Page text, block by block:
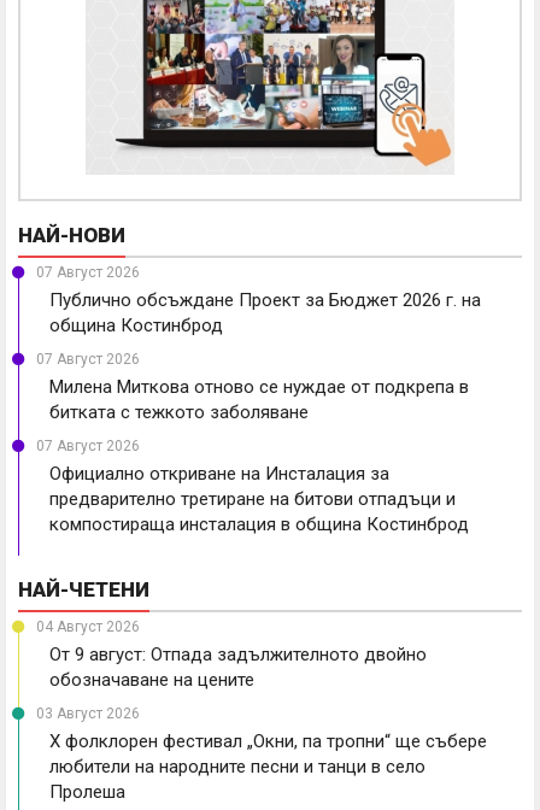
НАЙ-НОВИ
07 Август 2026
Публично обсъждане Проект за Бюджет 2026 г. на
община Костинброд
07 Август 2026
Милена Миткова отново се нуждае от подкрепа в
битката с тежкото заболяване
07 Август 2026
Официално откриване на Инсталация за
предварително третиране на битови отпадъци и
компостираща инсталация в община Костинброд
НАЙ-ЧЕТЕНИ
04 Август 2026
От 9 август: Отпада задължителното двойно
обозначаване на цените
03 Август 2026
X фолклорен фестивал „Окни, па тропни“ ще събере
любители на народните песни и танци в село
Пролеша